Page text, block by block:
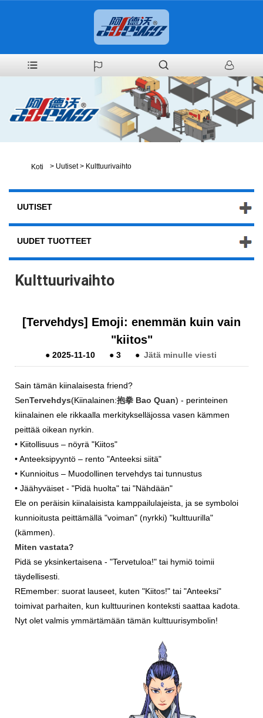
Koti > Uutiset > Kulttuurivaihto
UUTISET
UUDET TUOTTEET
Kulttuurivaihto
[Tervehdys] Emoji: enemmän kuin vain
"kiitos"
● 2025-11-10 ● 3 ● Jätä minulle viesti
Sain tämän kiinalaisesta friend?
SenTervehdys(Kiinalainen:抱拳 Bao Quan) - perinteinen
kiinalainen ele rikkaalla merkitykselläjossa vasen kämmen
peittää oikean nyrkin.
• Kiitollisuus – nöyrä "Kiitos"
• Anteeksipyyntö – rento "Anteeksi siitä"
• Kunnioitus – Muodollinen tervehdys tai tunnustus
• Jäähyväiset - "Pidä huolta" tai "Nähdään"
Ele on peräisin kiinalaisista kamppailulajeista, ja se symboloi
kunnioitusta peittämällä "voiman" (nyrkki) "kulttuurilla"
(kämmen).
Miten vastata?
Pidä se yksinkertaisena - "Tervetuloa!" tai hymiö toimii
täydellisesti.
REmember: suorat lauseet, kuten "Kiitos!" tai "Anteeksi"
toimivat parhaiten, kun kulttuurinen konteksti saattaa kadota.
Nyt olet valmis ymmärtämään tämän kulttuurisymbolin!